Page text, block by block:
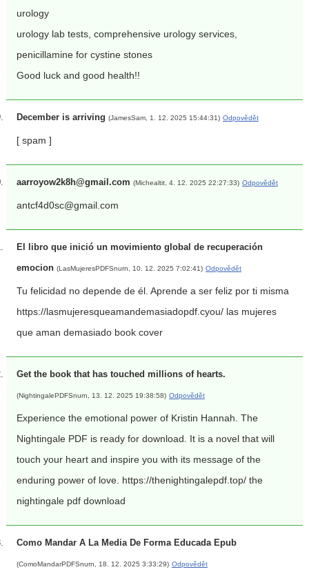
urology
urology lab tests, comprehensive urology services,
penicillamine for cystine stones
Good luck and good health!!
December is arriving (JamesSam, 1. 12. 2025 15:44:31) Odpovědět
[ spam ]
aarroyow2k8h@gmail.com (Michealtit, 4. 12. 2025 22:27:33) Odpovědět
antcf4d0sc@gmail.com
El libro que inició un movimiento global de recuperación
emocion (LasMujeresPDFSnurn, 10. 12. 2025 7:02:41) Odpovědět
Tu felicidad no depende de él. Aprende a ser feliz por ti misma
https://lasmujeresqueamandemasiadopdf.cyou/ las mujeres
que aman demasiado book cover
Get the book that has touched millions of hearts.
(NightingalePDFSnurn, 13. 12. 2025 19:38:58) Odpovědět
Experience the emotional power of Kristin Hannah. The
Nightingale PDF is ready for download. It is a novel that will
touch your heart and inspire you with its message of the
enduring power of love. https://thenightingalepdf.top/ the
nightingale pdf download
Como Mandar A La Media De Forma Educada Epub
(ComoMandarPDFSnurn, 18. 12. 2025 3:33:29) Odpovědět